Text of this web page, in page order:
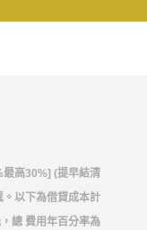
高30%] (提早結清
以下為借貸成本計
總 費用年百分率為